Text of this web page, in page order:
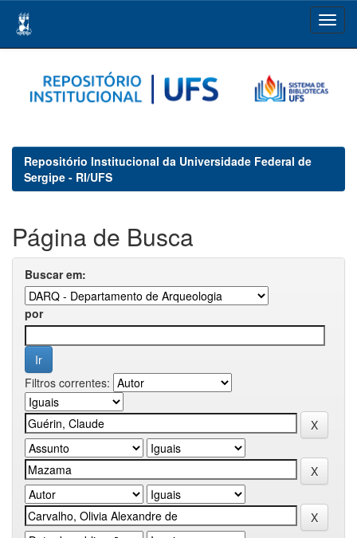
navigation
Repositório Institucional da Universidade Federal de
Sergipe - RI/UFS
Página de Busca
Buscar em:
por
Filtros correntes: